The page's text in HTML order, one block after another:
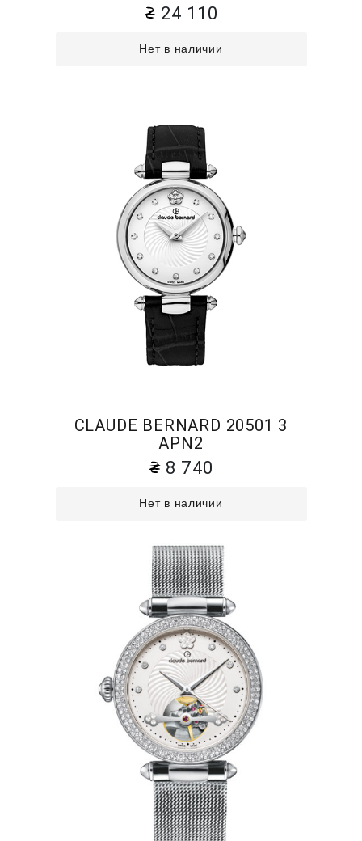
24 110
Нет в наличии
CLAUDE BERNARD 20501 3
APN2
8 740
Нет в наличии